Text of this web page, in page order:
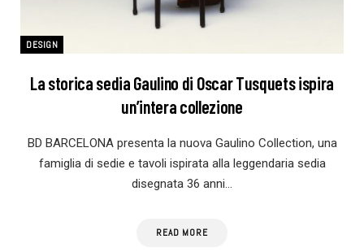
DESIGN
La storica sedia Gaulino di Oscar Tusquets ispira
un’intera collezione
BD BARCELONA presenta la nuova Gaulino Collection, una
famiglia di sedie e tavoli ispirata alla leggendaria sedia
disegnata 36 anni…
READ MORE